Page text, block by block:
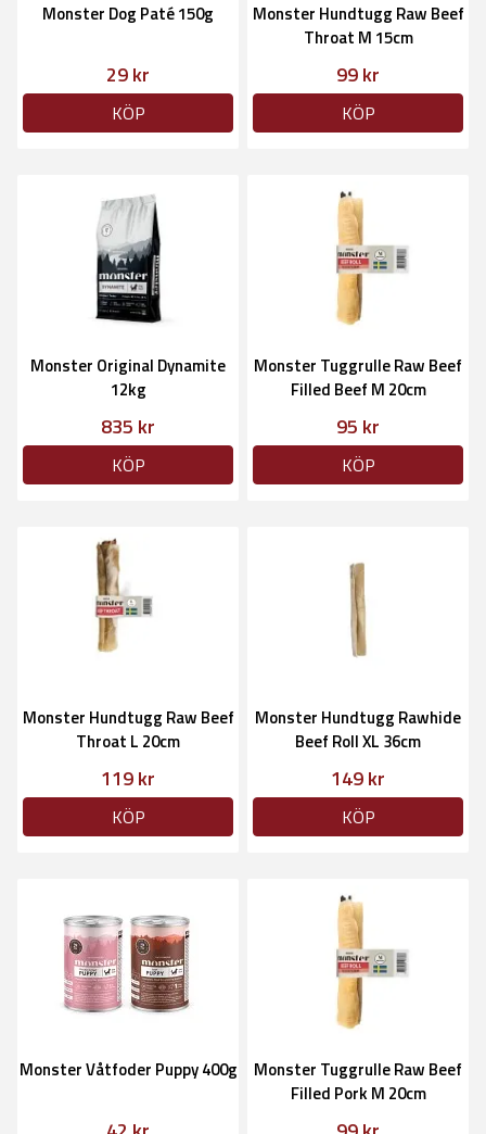
Monster Dog Paté 150g
29 kr
KÖP
Monster Hundtugg Raw Beef
Throat M 15cm
99 kr
KÖP
Monster Original Dynamite
12kg
835 kr
KÖP
Monster Tuggrulle Raw Beef
Filled Beef M 20cm
95 kr
KÖP
Monster Hundtugg Raw Beef
Throat L 20cm
119 kr
KÖP
Monster Hundtugg Rawhide
Beef Roll XL 36cm
149 kr
KÖP
Monster Våtfoder Puppy 400g
Monster Tuggrulle Raw Beef
Filled Pork M 20cm